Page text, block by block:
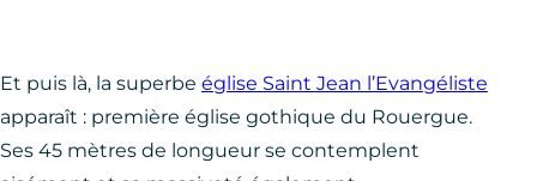
Et puis là, la superbe église Saint Jean l’Evangéliste
apparaît : première église gothique du Rouergue.
Ses 45 mètres de longueur se contemplent